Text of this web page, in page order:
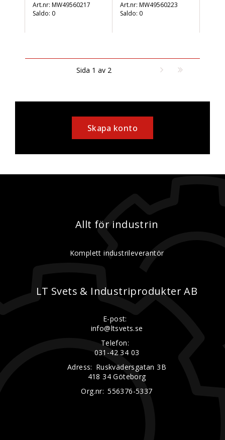
MW49560217
Saldo: 0
MW49560223
Saldo: 0
Sida 1 av 2
Skapa konto
Allt för industrin
Komplett industrileverantör
LT Svets & Industriprodukter AB
E-post:
info@ltsvets.se
Telefon:
031-42 34 03
Adress: Ruskvädersgatan 3B
418 34 Göteborg
Org.nr: 556376-5337